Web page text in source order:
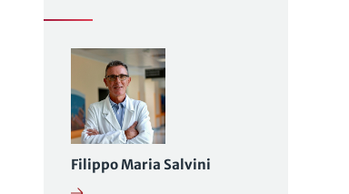
Filippo Maria Salvini